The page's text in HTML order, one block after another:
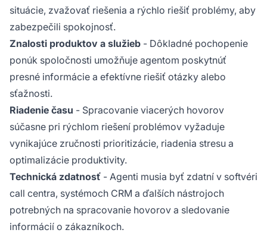
situácie, zvažovať riešenia a rýchlo riešiť problémy, aby
zabezpečili spokojnosť.
Znalosti produktov a služieb - Dôkladné pochopenie
ponúk spoločnosti umožňuje agentom poskytnúť
presné informácie a efektívne riešiť otázky alebo
sťažnosti.
Riadenie času - Spracovanie viacerých hovorov
súčasne pri rýchlom riešení problémov vyžaduje
vynikajúce zručnosti prioritizácie, riadenia stresu a
optimalizácie produktivity.
Technická zdatnosť - Agenti musia byť zdatní v softvéri
call centra, systémoch CRM a ďalších nástrojoch
potrebných na spracovanie hovorov a sledovanie
informácií o zákazníkoch.